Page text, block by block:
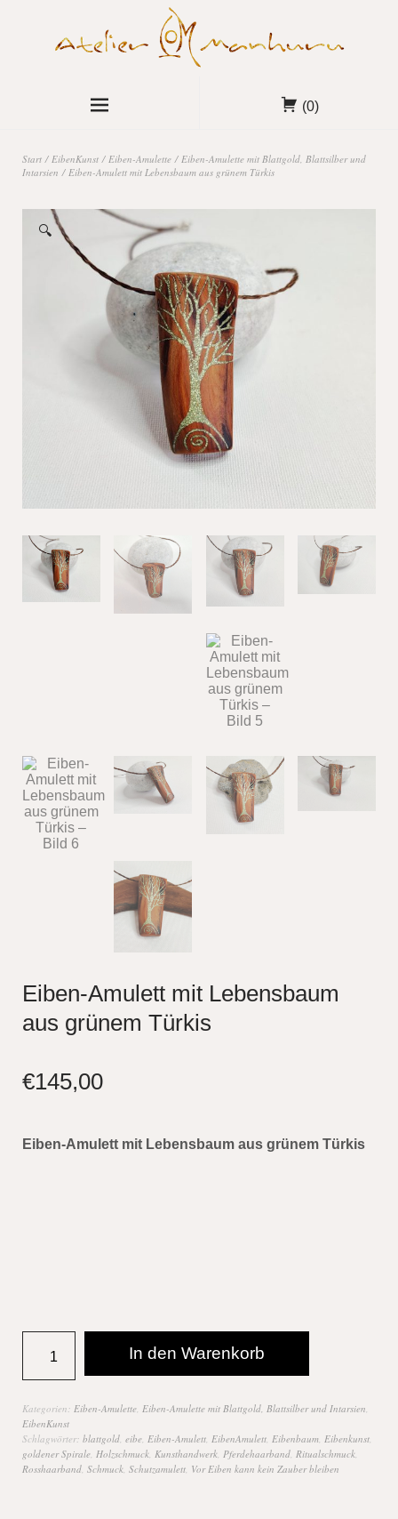
(0)
Start / EibenKunst / Eiben-Amulette / Eiben-Amulette mit Blattgold, Blattsilber und
Intarsien / Eiben-Amulett mit Lebensbaum aus grünem Türkis
🔍
Eiben-Amulett mit Lebensbaum
aus grünem Türkis
€145,00
Eiben-Amulett mit Lebensbaum aus grünem Türkis
In den Warenkorb
Kategorien: Eiben-Amulette Eiben-Amulette mit Blattgold, Blattsilber und Intarsien
EibenKunst
Schlagwörter: blattgold eibe Eiben-Amulett EibenAmulett Eibenbaum Eibenkunst
goldener Spirale Holzschmuck Kunsthandwerk Pferdehaarband Ritualschmuck
Rosshaarband Schmuck Schutzamulett Vor Eiben kann kein Zauber bleiben